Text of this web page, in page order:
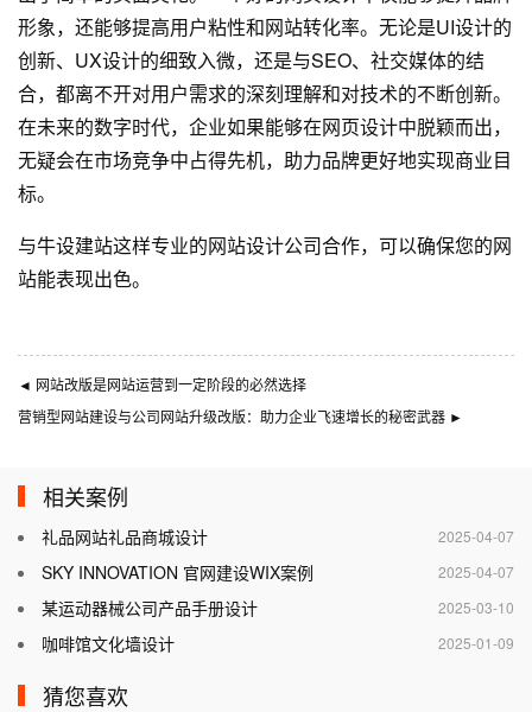
形象，还能够提高用户粘性和网站转化率。无论是UI设计的
创新、UX设计的细致入微，还是与SEO、社交媒体的结
合，都离不开对用户需求的深刻理解和对技术的不断创新。
在未来的数字时代，企业如果能够在网页设计中脱颖而出，
无疑会在市场竞争中占得先机，助力品牌更好地实现商业目
标。
与牛设建站这样专业的网站设计公司合作，可以确保您的网
站能表现出色。
◄ 网站改版是网站运营到一定阶段的必然选择
营销型网站建设与公司网站升级改版：助力企业飞速增长的秘密武器 ►
相关案例
2025-04-07
礼品网站礼品商城设计
2025-04-07
SKY INNOVATION 官网建设WIX案例
2025-03-10
某运动器械公司产品手册设计
2025-01-09
咖啡馆文化墙设计
猜您喜欢